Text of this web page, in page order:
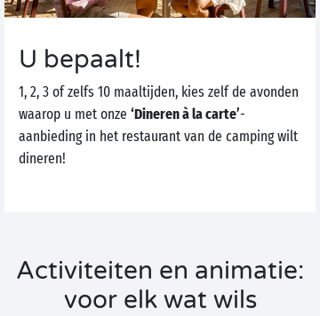
U bepaalt!
1, 2, 3 of zelfs 10 maaltijden, kies zelf de avonden
waarop u met onze ‘Dineren à la carte’-
aanbieding in het restaurant van de camping wilt
dineren!
Activiteiten en animatie:
voor elk wat wils